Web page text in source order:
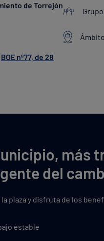
de Torrejón
BOE nº77, de 28
más
del
plaza y disfruta de los
estable